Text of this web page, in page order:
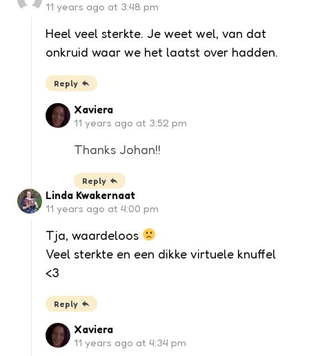
11 years ago at 3:48 pm
Heel veel sterkte. Je weet wel, van dat
onkruid waar we het laatst over hadden.
Reply
Xaviera
11 years ago at 3:52 pm
Thanks Johan!!
Reply
Linda Kwakernaat
11 years ago at 4:00 pm
Tja, waardeloos
Veel sterkte en een dikke virtuele knuffel
<3
Reply
Xaviera
11 years ago at 4:34 pm